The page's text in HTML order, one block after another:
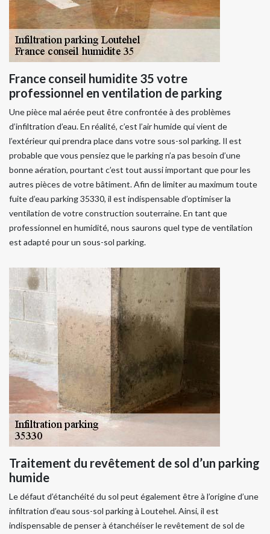
France conseil humidite 35 votre
professionnel en ventilation de parking
Une pièce mal aérée peut être confrontée à des problèmes
d’infiltration d’eau. En réalité, c’est l’air humide qui vient de
l’extérieur qui prendra place dans votre sous-sol parking. Il est
probable que vous pensiez que le parking n’a pas besoin d’une
bonne aération, pourtant c’est tout aussi important que pour les
autres pièces de votre bâtiment. Afin de limiter au maximum toute
fuite d’eau parking 35330, il est indispensable d’optimiser la
ventilation de votre construction souterraine. En tant que
professionnel en humidité, nous saurons quel type de ventilation
est adapté pour un sous-sol parking.
Traitement du revêtement de sol d’un parking
humide
Le défaut d’étanchéité du sol peut également être à l’origine d’une
infiltration d’eau sous-sol parking à Loutehel. Ainsi, il est
indispensable de penser à étanchéiser le revêtement de sol de